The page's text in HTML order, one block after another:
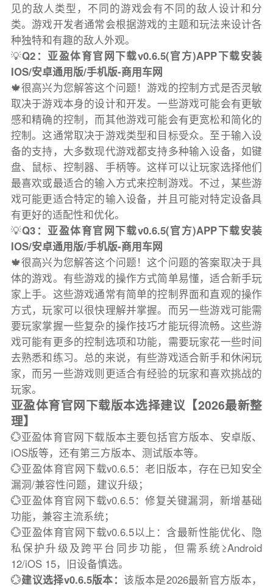
见的敌人类型，不同的游戏会有不同的敌人设计和分
类。游戏开发者通常会根据游戏的主题和玩法来设计各
种独特和有趣的敌人外观。
💡Q2：亚盈体育官网下载v0.6.5(官方)APP下载安装
IOS/安卓通用版/手机版-商用车网
🍁很高兴为您解答这个问题！游戏的控制方式是否灵敏
取决于游戏本身的设计和开发。一些游戏可能会有更敏
感和精确的控制，而其他游戏可能会有更宽松和简化的
控制。这通常取决于游戏类型和目标受众。至于输入设
备的支持，大多数现代游戏都支持多种输入设备，如键
盘、鼠标、控制器、手柄等。这样可以让玩家选择他们
最喜欢或最适合的输入方式来控制游戏。不过，某些游
戏可能更适合特定的输入设备，并且可能对特定设备具
有更好的适配性和优化。
💡Q3：亚盈体育官网下载v0.6.5(官方)APP下载安装
IOS/安卓通用版/手机版-商用车网
🍁很高兴为您解答这个问题！这个问题的答案取决于具
体的游戏。有些游戏的操作方式简单易懂，适合新手玩
家上手。这些游戏通常有简单的控制界面和直观的操作
方式，玩家可以很快理解并掌握。而另一些游戏可能需
要玩家掌握一些复杂的操作技巧才能玩得流畅。这些游
戏可能有更多的控制选项和功能，需要玩家花一些时间
去熟悉和练习。总的来说，有些游戏适合新手和休闲玩
家，而另一些游戏则更适合有经验的玩家和喜欢挑战的
玩家。
亚盈体育官网下载版本选择建议【2026最新整
理】
💮亚盈体育官网下载版本主要包括官方版本、安卓版、
iOS版等，还有第三方版本、测试版本等。
💮亚盈体育官网下载v0.6.5：老旧版本，存在已知安全
漏洞/兼容性问题，建议升级；
💮亚盈体育官网下载v0.6.5：修复关键漏洞，新增基础
功能，兼容主流系统；
💮亚盈体育官网下载v0.6.5以上：含最新性能优化、隐
私保护升级及跨平台同步功能，但需系统≥Android
12/iOS 15，旧设备慎选。
💮建议选择v0.6.5版本：该版本是2026最新官方版本，